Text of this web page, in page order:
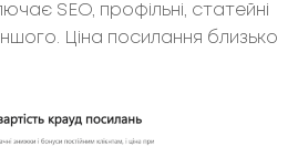
SEO, профільні, статейні
Ціна посилання близько